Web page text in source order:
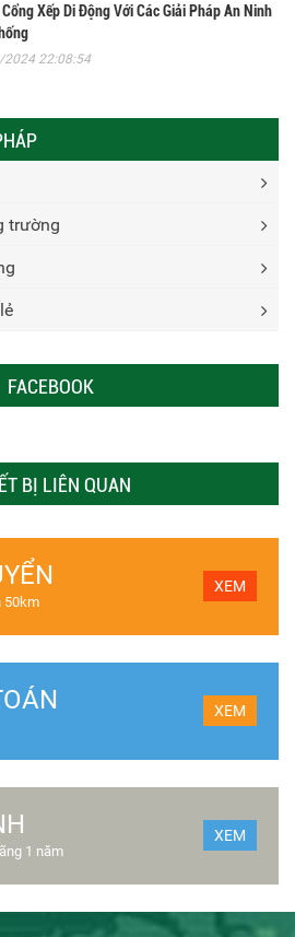
Xếp Di Động Với Các Giải Pháp An Ninh
2024 22:08:54
trường
FACEBOOK
BỊ LIÊN QUAN
50km
XEM
XEM
1 năm
XEM